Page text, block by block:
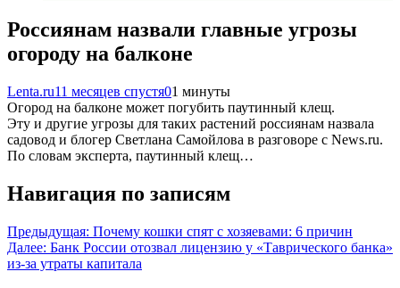
Россиянам назвали главные угрозы
огороду на балконе
Lenta.ru11 месяцев спустя01 минуты
Огород на балконе может погубить паутинный клещ.
Эту и другие угрозы для таких растений россиянам назвала
садовод и блогер Светлана Самойлова в разговоре с News.ru.
По словам эксперта, паутинный клещ…
Навигация по записям
Предыдущая: Почему кошки спят с хозяевами: 6 причин
Далее: Банк России отозвал лицензию у «Таврического банка»
из-за утраты капитала